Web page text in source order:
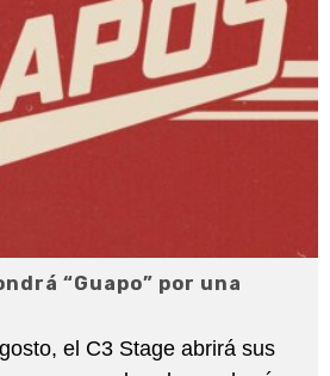
“Guapo” por una
el C3 Stage abrirá sus